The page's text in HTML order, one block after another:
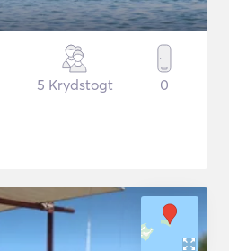
5 Krydstogt 0